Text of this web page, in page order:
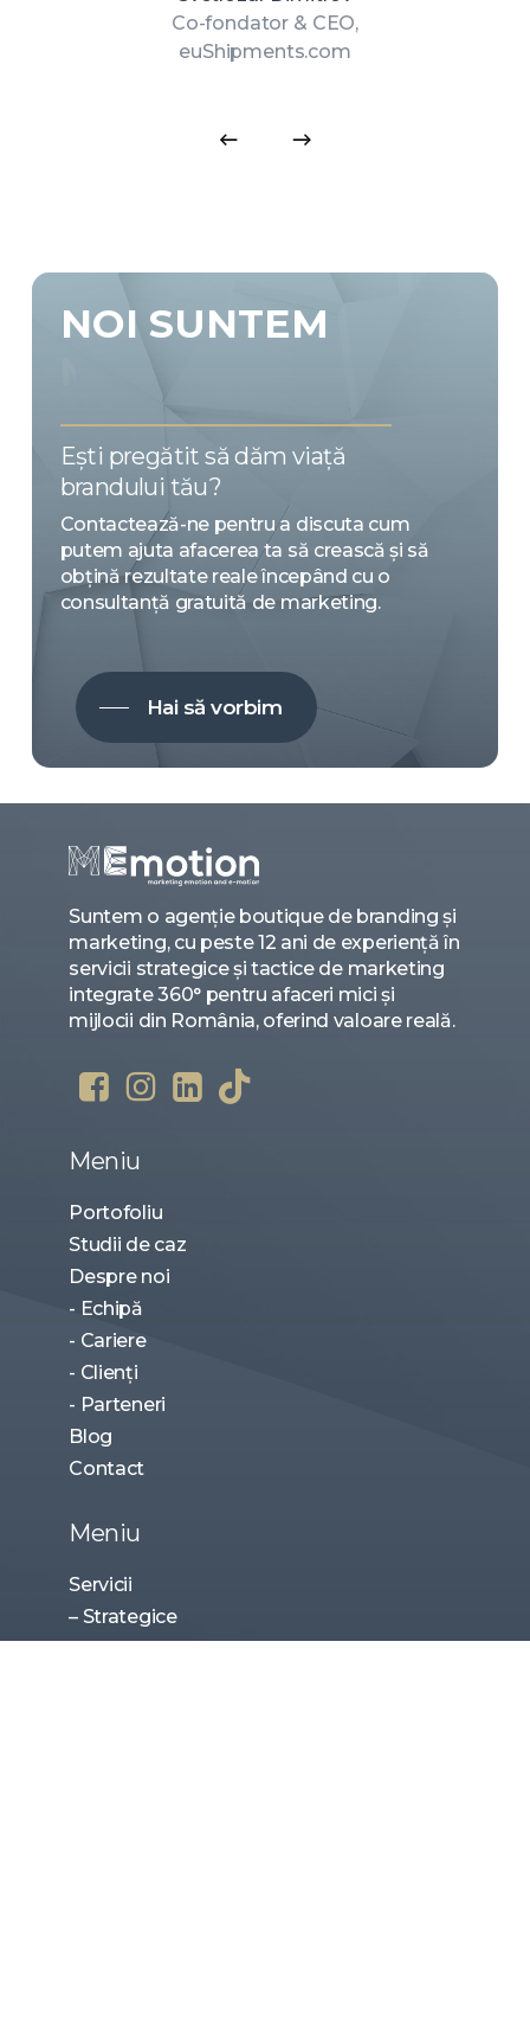
Co-fondator & CEO,
euShipments.com
NOI SUNTEM
Ești pregătit să dăm viață
brandului tău?
Contactează-ne pentru a discuta cum
putem ajuta afacerea ta să crească și să
obțină rezultate reale începând cu o
consultanță gratuită de marketing.
Hai să vorbim
Suntem o agenție boutique de branding și
marketing, cu peste 12 ani de experiență în
servicii strategice și tactice de marketing
integrate 360° pentru afaceri mici și
mijlocii din România, oferind valoare reală.
Meniu
Portofoliu
Studii de caz
Despre noi
- Echipă
- Cariere
- Clienți
- Parteneri
Blog
Contact
Meniu
Servicii
– Strategice
– Tactice